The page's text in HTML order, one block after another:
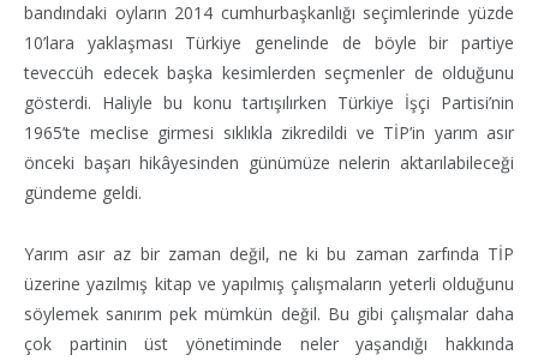
bandındaki oyların 2014 cumhurbaşkanlığı seçimlerinde yüzde
10’lara yaklaşması Türkiye genelinde de böyle bir partiye
teveccüh edecek başka kesimlerden seçmenler de olduğunu
gösterdi. Haliyle bu konu tartışılırken Türkiye İşçi Partisi’nin
1965’te meclise girmesi sıklıkla zikredildi ve TİP’in yarım asır
önceki başarı hikâyesinden günümüze nelerin aktarılabileceği
gündeme geldi.
Yarım asır az bir zaman değil, ne ki bu zaman zarfında TİP
üzerine yazılmış kitap ve yapılmış çalışmaların yeterli olduğunu
söylemek sanırım pek mümkün değil. Bu gibi çalışmalar daha
çok partinin üst yönetiminde neler yaşandığı hakkında